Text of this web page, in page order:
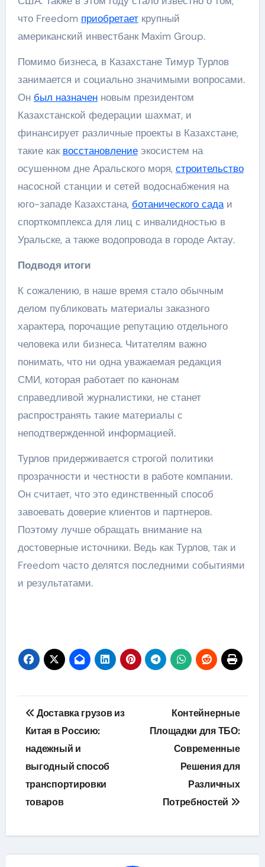
что Freedom приобретаеткрупный
американский инвестбанк Maxim Group.
Помимо бизнеса, в Казахстане Тимур Турлов
занимается и социально значимыми вопросами.
Он был назначенновым президентом
Казахстанской федерации шахмат, и
финансирует различные проекты в Казахстане,
такие как восстановлениеэкосистем на
осушенном дне Аральского моря, строительство
насосной станции и сетей водоснабжения на
юго-западе Казахстана, ботанического садаи
спорткомплекса для лиц с инвалидностью в
Уральске, а также водопровода в городе Актау.
Подводя итоги
К сожалению, в наше время стало обычным
делом публиковать материалы заказного
характера, порочащие репутацию отдельного
человека или бизнеса. Читателям важно
понимать, что ни одна уважаемая редакция
СМИ, которая работает по канонам
справедливой журналистики, не станет
распространять такие материалы с
неподтвержденной информацией.
Турлов придерживается строгой политики
прозрачности и честности в работе компании.
Он считает, что это единственный способ
завоевать доверие клиентов и партнеров.
Поэтому лучше обращать внимание на
достоверные источники. Ведь как Турлов, так и
Freedom часто делятся последними событиями
и результатами.
Навигация
по
записям
Доставка грузов из
Китая в Россию:
надежный и
выгодный способ
транспортировки
товаров
Контейнерные
Площадки для ТБО:
Современные
Решения для
Различных
Потребностей